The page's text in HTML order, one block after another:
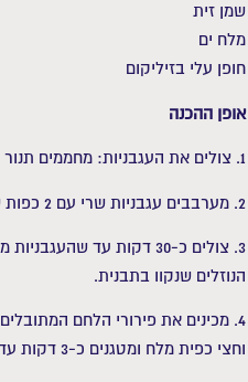
שמן זית
מלח ים
חופן עלי בזיליקום
אופן ההכנה
1. צולים את העגבניות: מחממים תנור ל-220 מעלות.
2. מערבבים עגבניות שרי עם 2 כפות שמן זית, חצי כפית מלח, סוכר ועלי אורגנו ומשטחים בתבנית תנור בשכבה אחת.
3. צולים כ-30 דקות עד
הנוזלים שנקוו בתבנית.
4. מכינים את פירורי הלחם
וחצי כפית מלח ומטגנים כ-3 דקות עד שהפירורים מזהיבים. מצננים לטמפרטורת החדר.